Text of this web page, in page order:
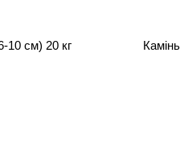
10 см) 20 кг